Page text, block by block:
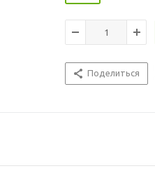
Поделиться